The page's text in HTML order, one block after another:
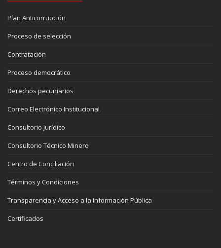
Plan Anticorrupción
Proceso de selección
Contratación
Proceso democrático
Derechos pecuniarios
Correo Electrónico Institucional
Consultorio Jurídico
Consultorio Técnico Minero
Centro de Conciliación
Términos y Condiciones
Transparencia y Acceso a la Información Pública
Certificados